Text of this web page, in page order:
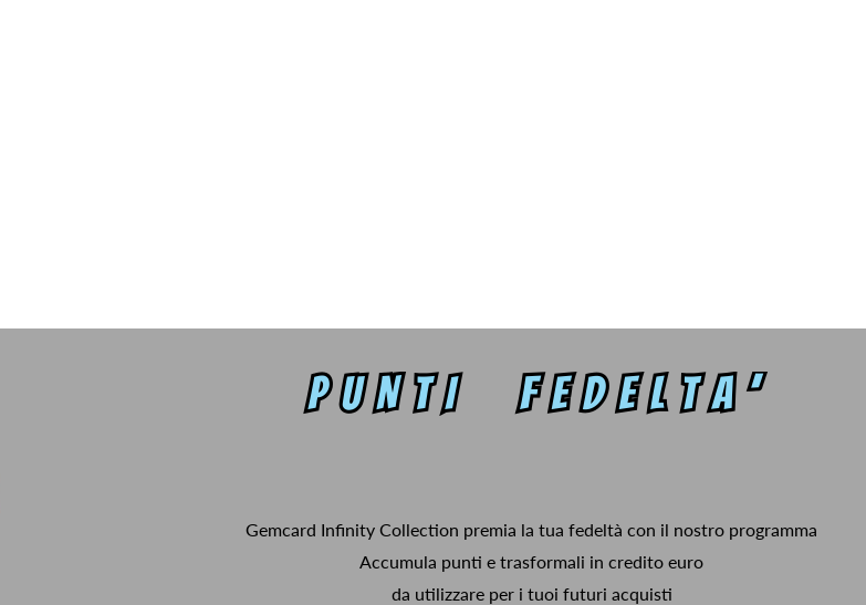
Gemcard Infinity Collection premia la tua fedeltà con il nostro programma
Accumula punti e trasformali in credito euro
da utilizzare per i tuoi futuri acquisti